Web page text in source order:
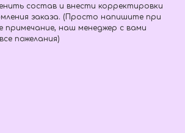
состав и внести корректировки
заказа. (Просто напишите при
примечание, наш менеджер с вами
пожелания)